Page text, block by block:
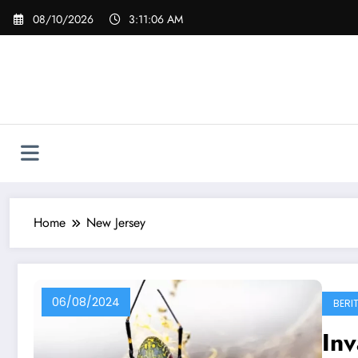
Skip
08/10/2026 3:11:07 AM
Home New Jersey
06/08/2024